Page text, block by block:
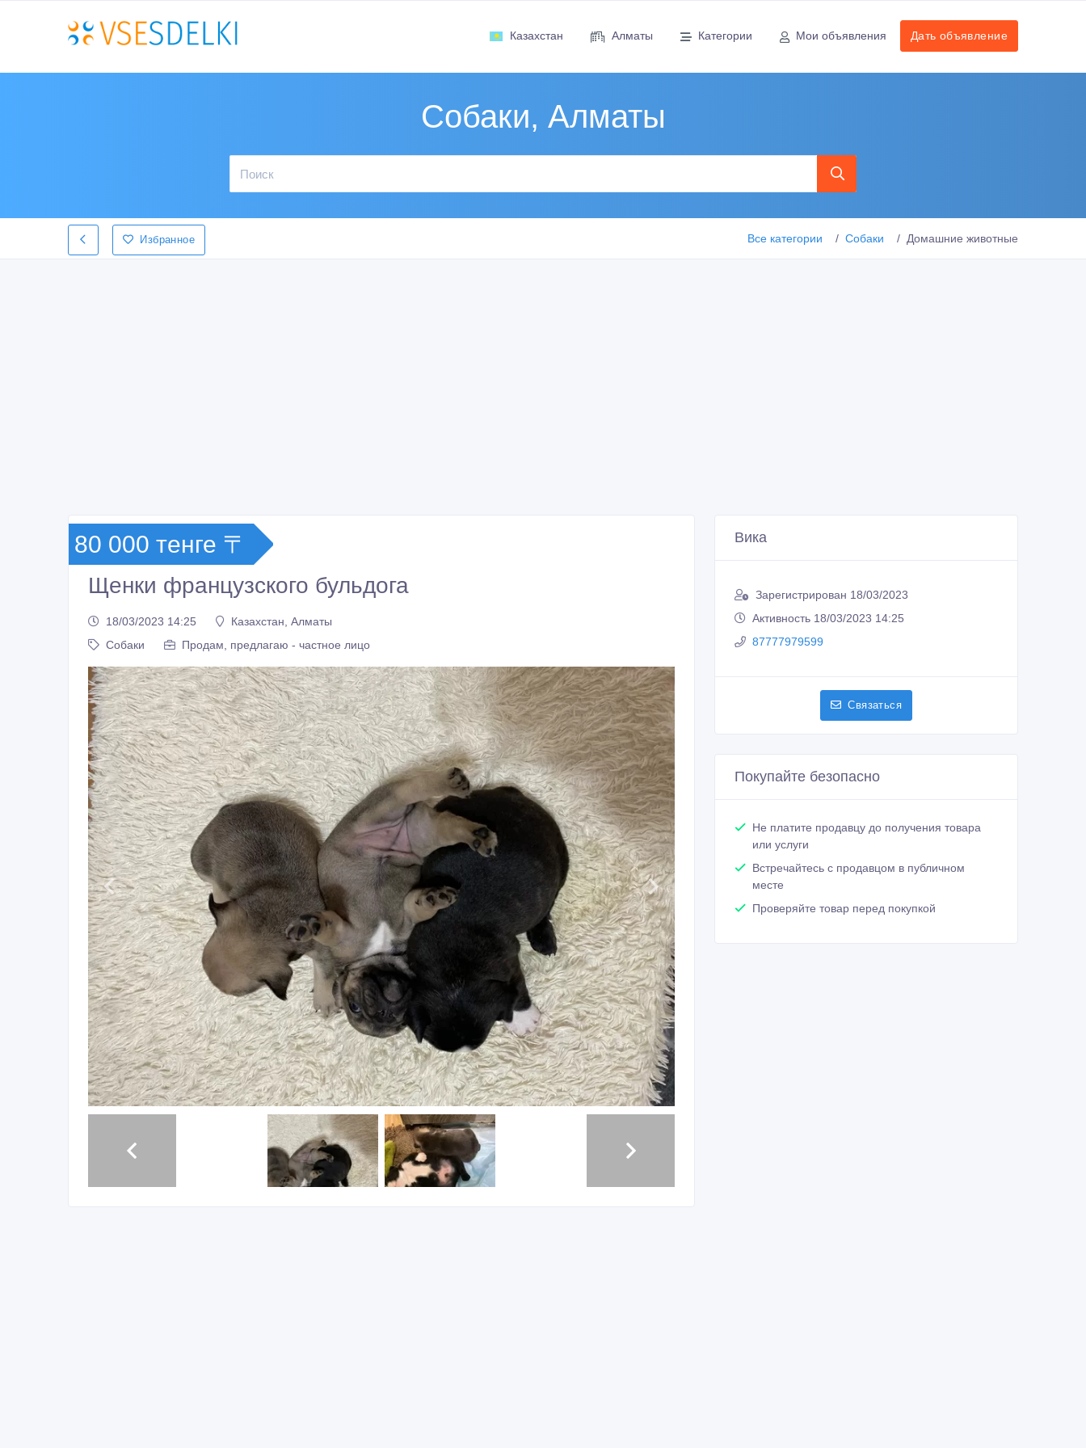
Казахстан Алматы Категории Мои объявления Дать объявление
Собаки, Алматы
Избранное Все категории Собаки Домашние животные
80 000 тенге 〒
Щенки французского бульдога
18/03/2023 14:25
Казахстан, Алматы
Собаки
Продам, предлагаю - частное лицо
Вика
Зарегистрирован 18/03/2023
Активность 18/03/2023 14:25
87777979599
Связаться
Покупайте безопасно
Не платите продавцу до получения товара
или услуги
Встречайтесь с продавцом в публичном
месте
Проверяйте товар перед покупкой